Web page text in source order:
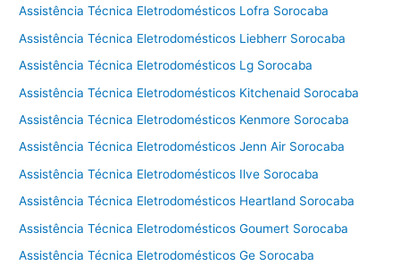
Assistência Técnica Eletrodomésticos Lofra Sorocaba
Assistência Técnica Eletrodomésticos Liebherr Sorocaba
Assistência Técnica Eletrodomésticos Lg Sorocaba
Assistência Técnica Eletrodomésticos Kitchenaid Sorocaba
Assistência Técnica Eletrodomésticos Kenmore Sorocaba
Assistência Técnica Eletrodomésticos Jenn Air Sorocaba
Assistência Técnica Eletrodomésticos Ilve Sorocaba
Assistência Técnica Eletrodomésticos Heartland Sorocaba
Assistência Técnica Eletrodomésticos Goumert Sorocaba
Assistência Técnica Eletrodomésticos Ge Sorocaba